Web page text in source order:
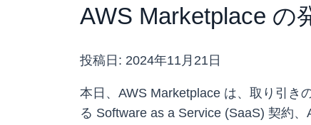
AWS Marketplace の
投稿日: 2024年11月21日
本日、AWS Marketplace は、取り引き
る Software as a Service (SaaS) 契約